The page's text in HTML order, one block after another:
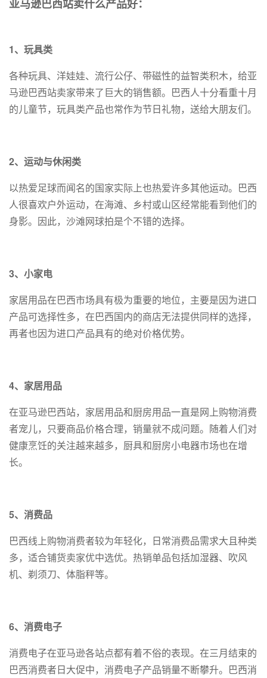
亚马逊巴西站卖什么产品好：
1、玩具类
各种玩具、洋娃娃、流行公仔、带磁性的益智类积木，给亚
马逊巴西站卖家带来了巨大的销售额。巴西人十分看重十月
的儿童节，玩具类产品也常作为节日礼物，送给大朋友们。
2、运动与休闲类
以热爱足球而闻名的国家实际上也热爱许多其他运动。巴西
人很喜欢户外运动，在海滩、乡村或山区经常能看到他们的
身影。因此，沙滩网球拍是个不错的选择。
3、小家电
家居用品在巴西市场具有极为重要的地位，主要是因为进口
产品可选择性多，在巴西国内的商店无法提供同样的选择，
再者也因为进口产品具有的绝对价格优势。
4、家居用品
在亚马逊巴西站，家居用品和厨房用品一直是网上购物消费
者宠儿，只要商品价格合理，销量就不成问题。随着人们对
健康烹饪的关注越来越多，厨具和厨房小电器市场也在增
长。
5、消费品
巴西线上购物消费者较为年轻化，日常消费品需求大且种类
多，适合铺货卖家优中选优。热销单品包括加湿器、吹风
机、剃须刀、体脂秤等。
6、消费电子
消费电子在亚马逊各站点都有着不俗的表现。在三月结束的
巴西消费者日大促中，消费电子产品销量不断攀升。巴西消